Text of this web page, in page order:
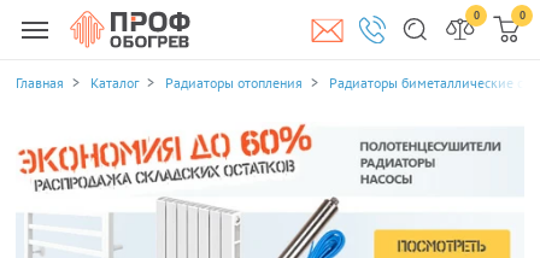
0 0
Главная Каталог Радиаторы отопления Радиаторы биметаллические